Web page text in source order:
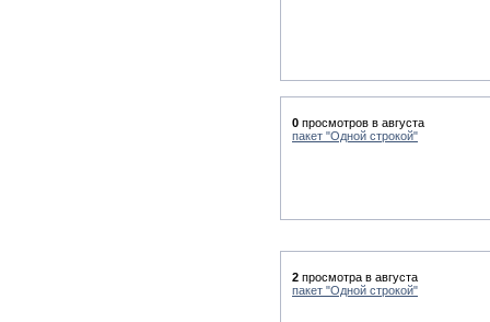
0 просмотров в августа
пакет "Одной строкой"
2 просмотра в августа
пакет "Одной строкой"